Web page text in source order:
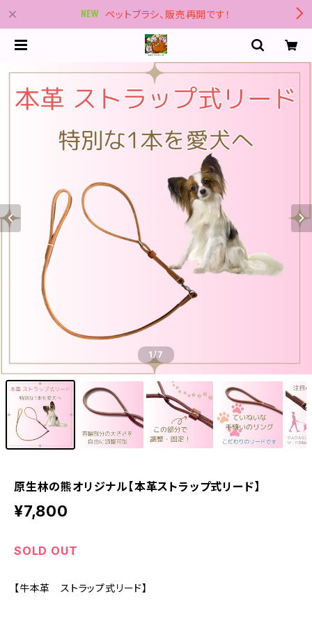
ペットブラシ、販売再開です！
1/7
原生林の熊オリジナル【本革ストラップ式リード】
¥7,800
SOLD OUT
【牛本革 ストラップ式リード】